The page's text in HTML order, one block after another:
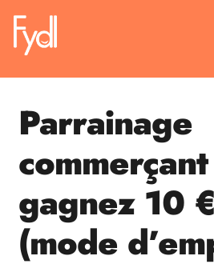
Skip
to
navigation
Skip
to
content
Boutique
Blog
Contact
Parrainage
gagnez 10
(mode